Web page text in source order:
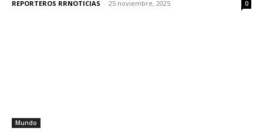
REPORTEROS RRNOTICIAS - 25 noviembre, 2025 0
Mundo